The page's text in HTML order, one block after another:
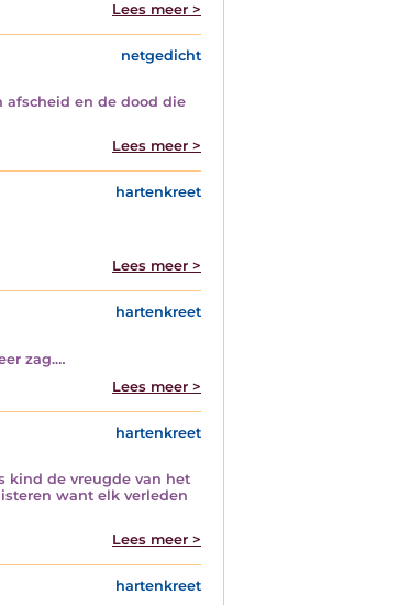
Lees meer >
netgedicht
afscheid en de dood die
Lees meer >
hartenkreet
Lees meer >
hartenkreet
zag.…
Lees meer >
hartenkreet
kind de vreugde van het
want elk verleden
Lees meer >
hartenkreet